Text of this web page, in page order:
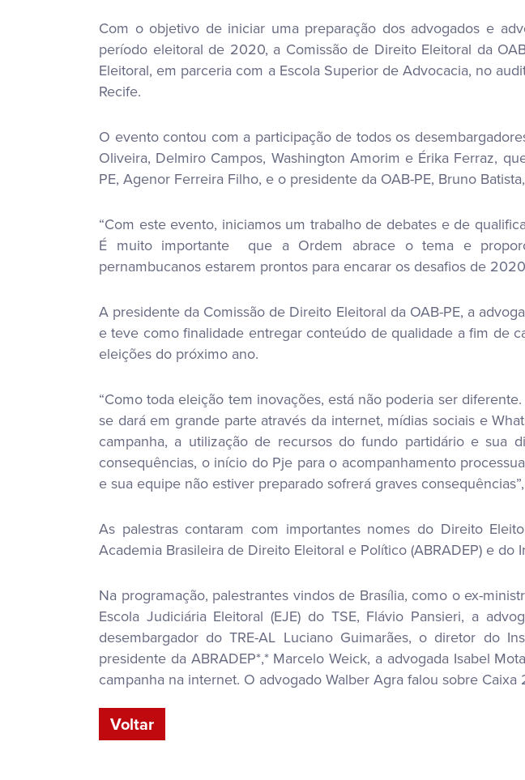
Com o objetivo de iniciar uma preparação dos advogados e
período eleitoral de 2020, a Comissão de Direito Eleitoral da
Eleitoral, em parceria com a Escola Superior de Advocacia, no
Recife.
O evento contou com a participação de todos os
Oliveira, Delmiro Campos, Washington Amorim e Érika Ferraz,
PE, Agenor Ferreira Filho, e o presidente da OAB-PE, Bruno
“Com este evento, iniciamos um trabalho de debates e de
É muito importante que a Ordem abrace o tema e
pernambucanos estarem prontos para encarar os desafios de
A presidente da Comissão de Direito Eleitoral da OAB-PE, a
e teve como finalidade entregar conteúdo de qualidade a fim de
eleições do próximo ano.
“Como toda eleição tem inovações, está não poderia ser
se dará em grande parte através da internet, mídias sociais e
campanha, a utilização de recursos do fundo partidário e sua
consequências, o início do Pje para o acompanhamento
e sua equipe não estiver preparado sofrerá graves
As palestras contaram com importantes nomes do Direito
Academia Brasileira de Direito Eleitoral e Político (ABRADEP) e
Na programação, palestrantes vindos de Brasília, como o ex-
Escola Judiciária Eleitoral (EJE) do TSE, Flávio Pansieri, a
desembargador do TRE-AL Luciano Guimarães, o diretor do
presidente da ABRADEP*,* Marcelo Weick, a advogada Isabel
campanha na internet. O advogado Walber Agra falou sobre Caixa
Voltar